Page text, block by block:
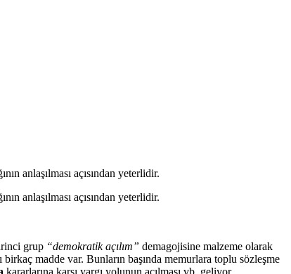
anlaşılması açısından yeterlidir.
anlaşılması açısından yeterlidir.
grup “demokratik açılım” demagojisine malzeme olarak
birkaç madde var. Bunların başında memurlara toplu sözleşme